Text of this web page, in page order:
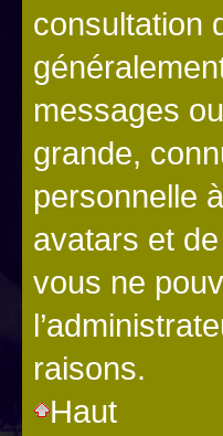
consultation
messages
grande,
personnelle
avatars et
vous ne
raisons.
Haut